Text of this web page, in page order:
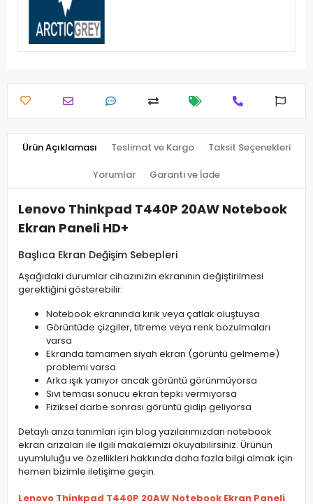
Ürün Açıklaması Teslimat ve Kargo Taksit Seçenekleri
Yorumlar Garanti ve İade
Lenovo Thinkpad T440P 20AW Notebook
Ekran Paneli HD+
Başlıca Ekran Değişim Sebepleri
Aşağıdaki durumlar cihazınızın ekranının değiştirilmesi
gerektiğini gösterebilir:
Notebook ekranında kırık veya çatlak oluştuysa
Görüntüde çizgiler, titreme veya renk bozulmaları
varsa
Ekranda tamamen siyah ekran (görüntü gelmeme)
problemi varsa
Arka ışık yanıyor ancak görüntü görünmüyorsa
Sıvı teması sonucu ekran tepki vermiyorsa
Fiziksel darbe sonrası görüntü gidip geliyorsa
Detaylı arıza tanımları için blog yazılarımızdan notebook
ekran arızaları ile ilgili makalemizi okuyabilirsiniz. Ürünün
uyumluluğu ve özellikleri hakkında daha fazla bilgi almak için
hemen bizimle iletişime geçin.
Lenovo Thinkpad T440P 20AW Notebook Ekran Paneli